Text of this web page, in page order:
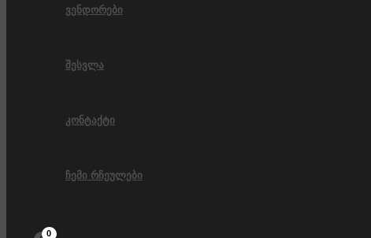
ვენდორები
შესვლა
კონტაქტი
ჩემი რჩეულები